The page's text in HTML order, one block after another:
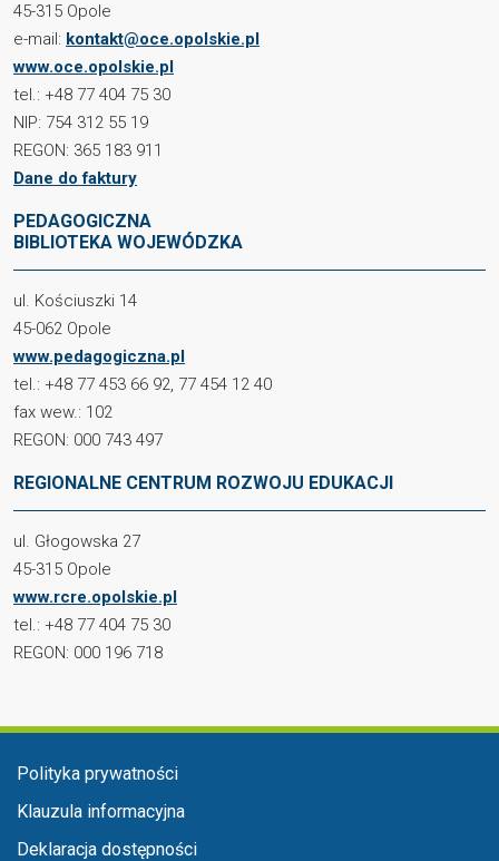
45-315 Opole
e-mail: kontakt@oce.opolskie.pl
www.oce.opolskie.pl
tel.: +48 77 404 75 30
NIP: 754 312 55 19
REGON: 365 183 911
Dane do faktury
PEDAGOGICZNA
BIBLIOTEKA WOJEWÓDZKA
ul. Kościuszki 14
45-062 Opole
www.pedagogiczna.pl
tel.: +48 77 453 66 92, 77 454 12 40
fax wew.: 102
REGON: 000 743 497
REGIONALNE CENTRUM ROZWOJU EDUKACJI
ul. Głogowska 27
45-315 Opole
www.rcre.opolskie.pl
tel.: +48 77 404 75 30
REGON: 000 196 718
Menu stopka
Polityka prywatności
Klauzula informacyjna
Deklaracja dostępności